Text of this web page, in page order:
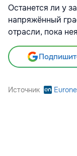
Останется ли у
напряжённый
отрасли, пока
Источник